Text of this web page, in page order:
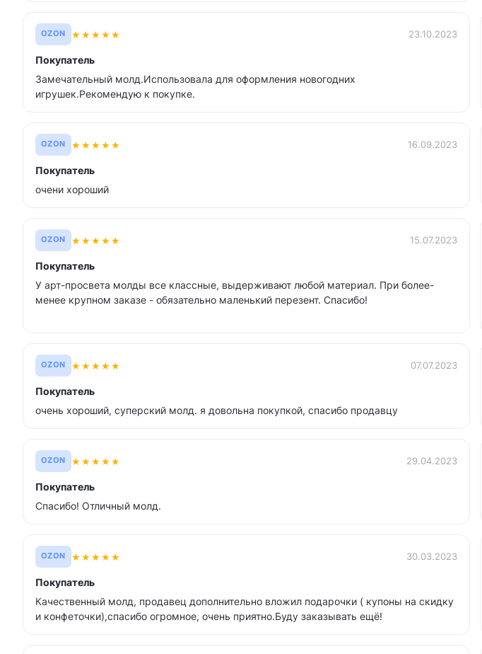
OZON ★★★★★ 23.10.2023
Покупатель
Замечательный молд.Использовала для оформления новогодних
игрушек.Рекомендую к покупке.
OZON ★★★★★ 16.09.2023
Покупатель
очени хороший
OZON ★★★★★ 15.07.2023
Покупатель
У арт-просвета молды все классные, выдерживают любой материал. При более-
менее крупном заказе - обязательно маленький перезент. Спасибо!
OZON ★★★★★ 07.07.2023
Покупатель
очень хороший, суперский молд. я довольна покупкой, спасибо продавцу
OZON ★★★★★ 29.04.2023
Покупатель
Спасибо! Отличный молд.
OZON ★★★★★ 30.03.2023
Покупатель
Качественный молд, продавец дополнительно вложил подарочки ( купоны на скидку
и конфеточки),спасибо огромное, очень приятно.Буду заказывать ещё!